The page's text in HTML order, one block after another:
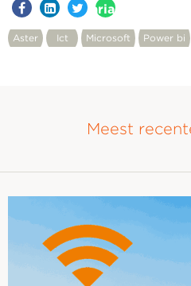
aria-
Aster Ict Microsoft Power bi
Meest